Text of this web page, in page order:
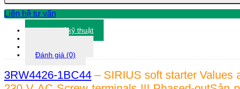
lượng
Liên hệ tư vấn
Thông số kỹ thuật
Đánh giá (0)
3RW4426-1BC44 – SIRIUS soft starter Values